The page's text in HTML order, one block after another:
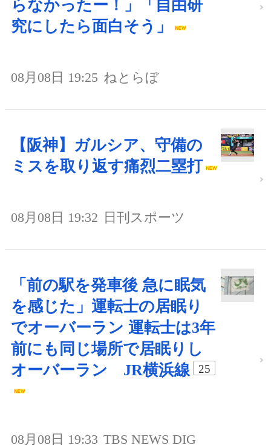
らなかったー！」「自由研
究にしたら面白そう」
08月08日 19:25 ねとらぼ
【阪神】ガルシア、守備の
ミスを取り返す痛烈二塁打
08月08日 19:32 日刊スポーツ
「前の駅を発車後 急に眠気
を感じた」運転士の居眠り
でオーバーラン 運転士は3年
前にも同じ場所で居眠りし
オーバーラン JR横浜線
25
08月08日 19:33 TBS NEWS DIG